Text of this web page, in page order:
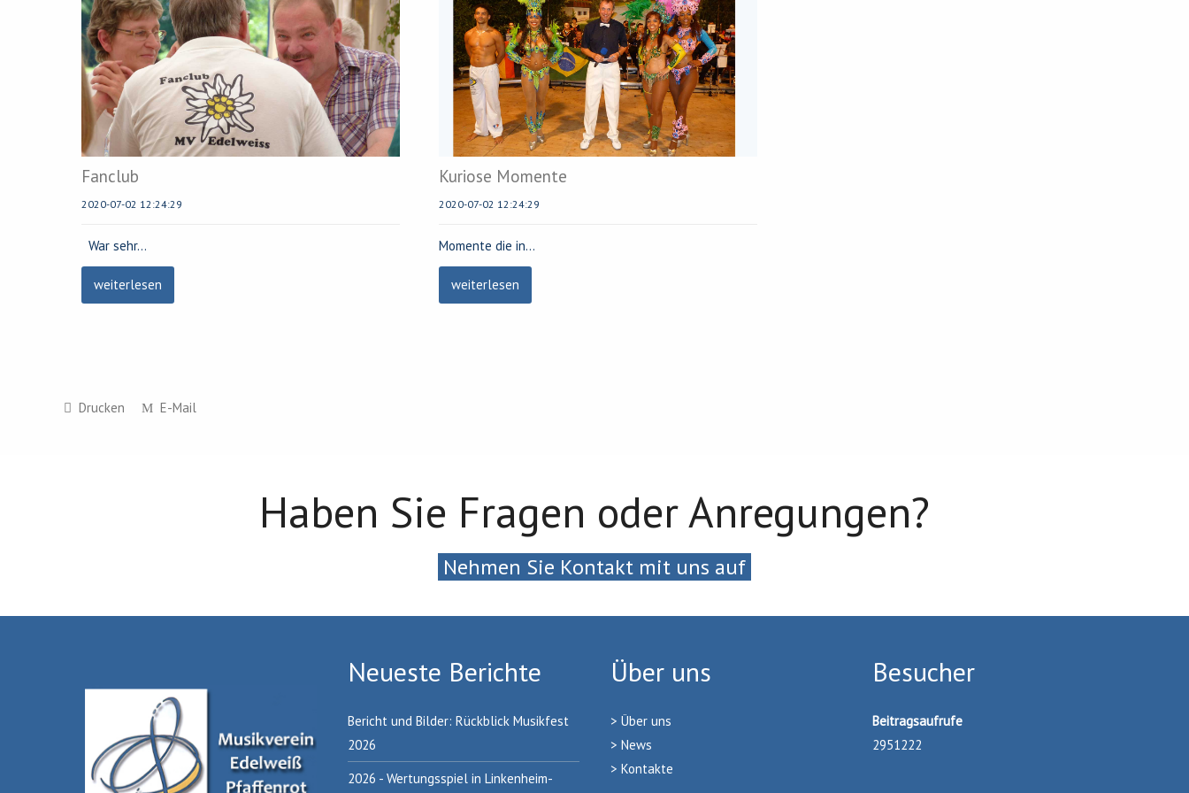
Fanclub
2020-07-02 12:24:29
War sehr…
weiterlesen
Kuriose Momente
2020-07-02 12:24:29
Momente die in…
weiterlesen
Drucken E-Mail
Haben Sie Fragen oder Anregungen?
Nehmen Sie Kontakt mit uns auf
Neueste Berichte
Bericht und Bilder: Rückblick Musikfest
2026
2026 - Wertungsspiel in Linkenheim-
Über uns
> Über uns
> News
> Kontakte
Besucher
Beitragsaufrufe
2951222